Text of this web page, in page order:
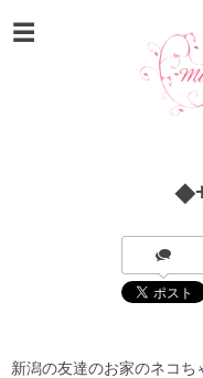
◆
新潟の友達のお家のネコち